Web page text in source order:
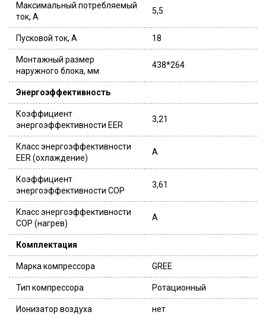
Максимальный потребляемый
ток, А
5,5
Пусковой ток, А 18
Монтажный размер
наружного блока, мм
438*264
Энергоэффективность
Коэффициент
энергоэффективности EER
3,21
Класс энергоэффективности
EER (охлаждение)
A
Коэффициент
энергоэффективности COP
3,61
Класс энергоэффективности
COP (нагрев)
A
Комплектация
Марка компрессора GREE
Тип компрессора Ротационный
Ионизатор воздуха нет